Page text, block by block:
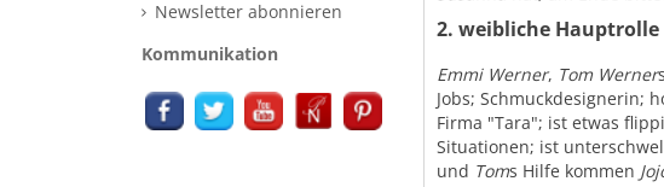
Newsletter abonnieren
Kommunikation
2. weibliche Hauptrolle
Emmi Werner, Tom Werner
Jobs; Schmuckdesignerin;
Firma "Tara"; ist etwas
Situationen; ist
und Toms Hilfe kommen